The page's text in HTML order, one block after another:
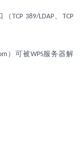
（TCP 389/LDAP、TCP
）可被WPS服务器解